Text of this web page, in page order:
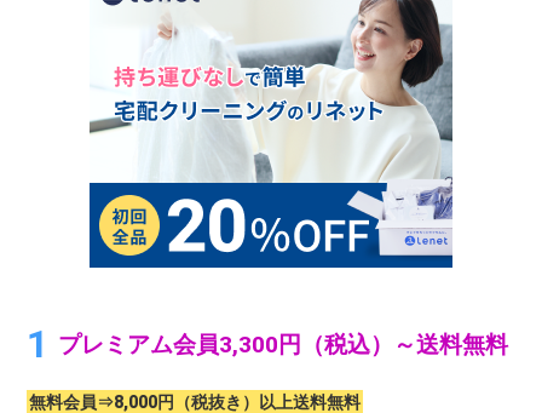
プレミアム会員3,300円（税込）～送料無料
無料会員⇒8,000円（税抜き）以上送料無料